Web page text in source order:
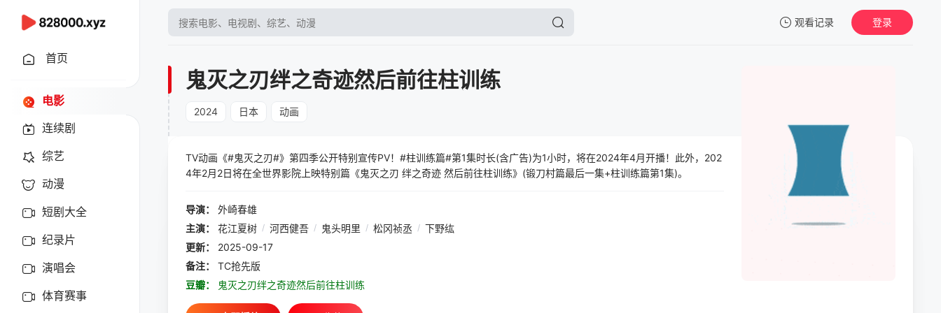
观看记录 登录
首页
电影
连续剧
综艺
动漫
短剧大全
纪录片
演唱会
体育赛事
鬼灭之刃绊之奇迹然后前往柱训练
2024 日本 动画
TV动画《#鬼灭之刃#》第四季公开特别宣传PV！#柱训练篇#第1集时长(含广告)为1小时，将在2024年4月开播！此外，202
4年2月2日将在全世界影院上映特别篇《鬼灭之刃 绊之奇迹 然后前往柱训练》(锻刀村篇最后一集+柱训练篇第1集)。
导演：
外崎春雄
主演：
花江夏树 / 河西健吾 / 鬼头明里 / 松冈祯丞 / 下野纮
更新：
2025-09-17
备注：
TC抢先版
豆瓣：
鬼灭之刃绊之奇迹然后前往柱训练